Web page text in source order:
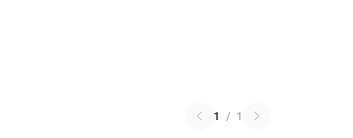
1 / 1